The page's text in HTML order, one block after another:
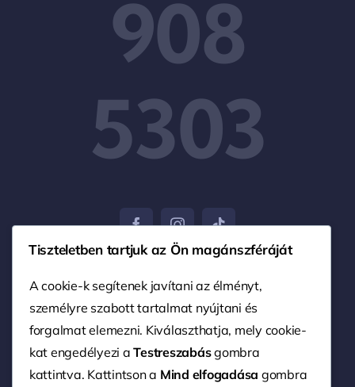
908
5303
© 2004 - 2026 • Nagy Ferenc EV. • Minden jog
fenntartva. • Weboldalt készítette:Advert Marketing
Tiszteletben tartjuk az Ön magánszféráját
A cookie-k segítenek javítani az élményt,
személyre szabott tartalmat nyújtani és
forgalmat elemezni. Kiválaszthatja, mely cookie-
kat engedélyezi aTestreszabásgombra
kattintva. Kattintson a Mind elfogadása gombra